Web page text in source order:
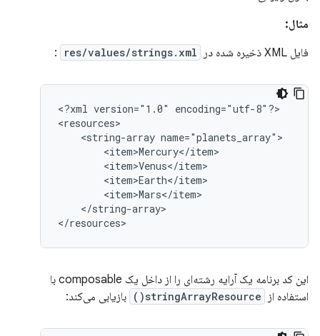
مثال:
فایل XML ذخیره شده در
res/values/strings.xml
:
<?xml version="1.0"
encoding="utf-8"?>
<string-array
</string-array>
</resources>
این کد برنامه یک آرایه رشته‌ای را از داخل یک composable با
استفاده از
stringArrayResource() بازیابی می‌کند: